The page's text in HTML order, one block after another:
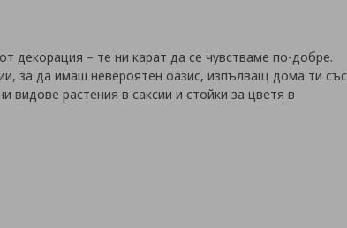
декорация – те ни карат да се чувстваме по-добре.
за да имаш невероятен оазис, изпълващ дома ти със
видове растения в саксии и стойки за цветя в